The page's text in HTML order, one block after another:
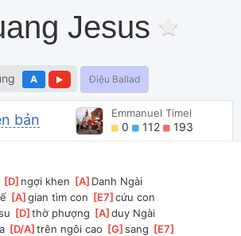
Jesus
A Điệu Ballad
bản Emmanuel Timel
0 112 193
[D ]ngợi khen [A ]Danh Ngài
[A ]
gian tìm con [E7 ]
cứu con
[D ]thờ phượng [A ]
duy Ngài
[D/A ]trên ngôi cao [G ]
sang [E7